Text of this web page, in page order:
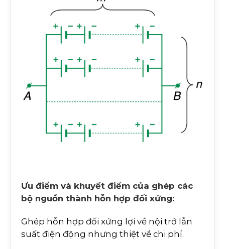
Ưu điểm và khuyết điểm của ghép các
bộ nguồn thành hỗn hợp đối xứng:
Ghép hỗn hợp đối xứng lợi về nội trở lẫn
suất điện động nhưng thiệt về chi phí.